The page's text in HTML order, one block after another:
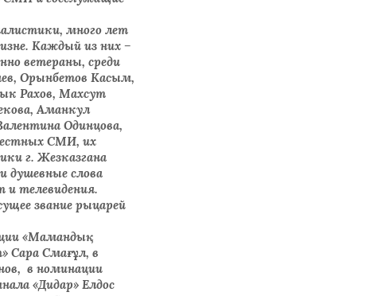
много лет
Каждый из них –
ветераны, среди
Орынбетов Касым,
Рахов, Махсут
Аманкул
Одинцова,
СМИ, их
г. Жезказгана
душевные слова
и телевидения.
звание рыцарей
«Мамандық
Сара Смағұл, в
в номинации
«Дидар» Елдос